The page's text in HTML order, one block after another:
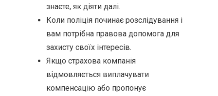
знаєте, як діяти далі.
Коли поліція починає розслідування і
вам потрібна правова допомога для
захисту своїх інтересів.
Якщо страхова компанія
відмовляється виплачувати
компенсацію або пропонує